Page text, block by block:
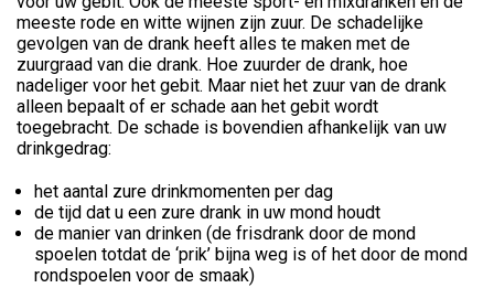
meeste rode en witte wijnen zijn zuur. De schadelijke
gevolgen van de drank heeft alles te maken met de
zuurgraad van die drank. Hoe zuurder de drank, hoe
nadeliger voor het gebit. Maar niet het zuur van de drank
alleen bepaalt of er schade aan het gebit wordt
toegebracht. De schade is bovendien afhankelijk van uw
drinkgedrag:
het aantal zure drinkmomenten per dag
de tijd dat u een zure drank in uw mond houdt
de manier van drinken (de frisdrank door de mond
spoelen totdat de ‘prik’ bijna weg is of het door de mond
rondspoelen voor de smaak)